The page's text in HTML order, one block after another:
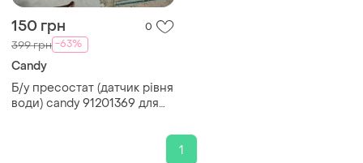
150 грн 0
399 грн -63%
Candy
Б/у пресостат (датчик рівня
води) candy 91201369 для
1